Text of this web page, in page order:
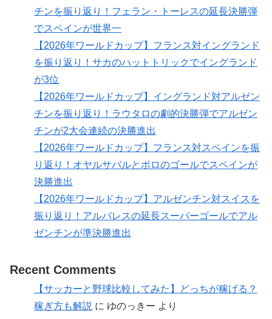
チンを振り返り！フェラン・トーレスの延長決勝弾
でスペインが世界一
【2026年ワールドカップ】フランス対イングランド
を振り返り！サカのハットトリックでイングランド
が3位
【2026年ワールドカップ】イングランド対アルゼン
チンを振り返り！ラウタロの劇的決勝弾でアルゼン
チンが2大会連続の決勝進出
【2026年ワールドカップ】フランス対スペインを振
り返り！オヤルサバルとポロのゴールでスペインが
決勝進出
【2026年ワールドカップ】アルゼンチン対スイスを
振り返り！アルバレスの延長スーパーゴールでアル
ゼンチンが準決勝進出
Recent Comments
【サッカーと野球比較してみた】どっちが稼げる？
稼ぎ方も解説 に ゆのっきー より